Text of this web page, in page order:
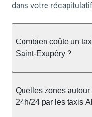
dans votre
Combien coûte un
Saint-Exupéry ?
Exupéry coûte
une durée d'environ
Quelles zones
24h/24 par les taxis